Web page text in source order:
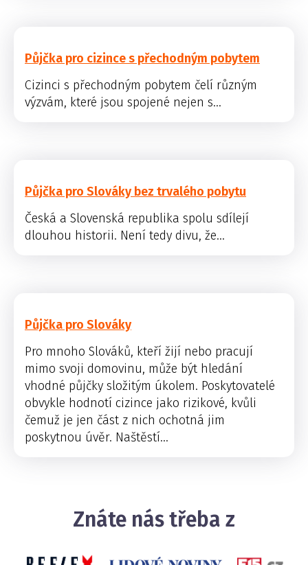
Půjčka pro cizince s přechodným pobytem
Cizinci s přechodným pobytem čelí různým
výzvám, které jsou spojené nejen s...
Půjčka pro Slováky bez trvalého pobytu
Česká a Slovenská republika spolu sdílejí
dlouhou historii. Není tedy divu, že...
Půjčka pro Slováky
Pro mnoho Slováků, kteří žijí nebo pracují
mimo svoji domovinu, může být hledání
vhodné půjčky složitým úkolem. Poskytovatelé
obvykle hodnotí cizince jako rizikové, kvůli
čemuž je jen část z nich ochotná jim
poskytnou úvěr. Naštěstí...
Znáte nás třeba z